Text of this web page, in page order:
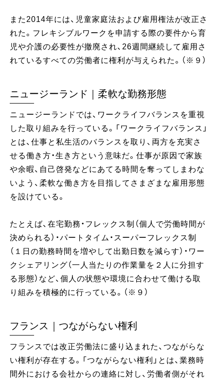
また2014年には、児童家庭法および雇用権法が改正さ
れた。フレキシブルワークを申請する際の要件から育
児や介護の必要性が撤廃され、26週間継続して雇用さ
れているすべての労働者に権利が与えられた。（※９）
ニュージーランド｜柔軟な勤務形態
ニュージーランドでは、ワークライフバランスを重視
した取り組みを行っている。「ワークライフバランス」
とは、仕事と私生活のバランスを取り、両方を充実さ
せる働き方・生き方という意味だ。仕事が原因で家族
や余暇、自己啓発などにあてる時間を奪ってしまわな
いよう、柔軟な働き方を目指してさまざまな雇用形態
を設けている。
たとえば、在宅勤務・フレックス制（個人で労働時間が
決められる）・パートタイム・スーパーフレックス制
（１日の勤務時間を増やして出勤日数を減らす）・ワー
クシェアリング（一人当たりの作業量を２人に分担す
る形態）など、個人の状態や環境に合わせて働ける取
り組みを積極的に行っている。（※９）
フランス｜つながらない権利
フランスでは改正労働法に盛り込まれた、つながらな
い権利が存在する。「つながらない権利」とは、業務時
間外における会社からの連絡に対し、労働者側がそれ